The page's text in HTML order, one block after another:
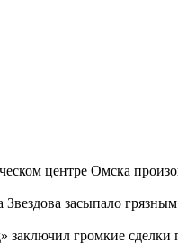
центре Омска
засыпало
заключил громкие